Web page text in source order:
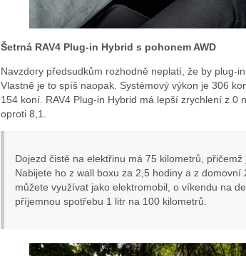
Šetrná RAV4 Plug-in Hybrid s pohonem AWD
Navzdory předsudkům rozhodně neplatí, že by plug-
Vlastně je to spíš naopak. Systémový výkon je 306
154 koní. RAV4 Plug-in Hybrid má lepší zrychlení z 0
oproti 8,1.
Dojezd čistě na elektřinu má 75 kilometrů,
Nabijete ho z wall boxu za 2,5 hodiny a z
můžete využívat jako elektromobil, o víkendu na
příjemnou spotřebu 1 litr na 100 kilometrů.